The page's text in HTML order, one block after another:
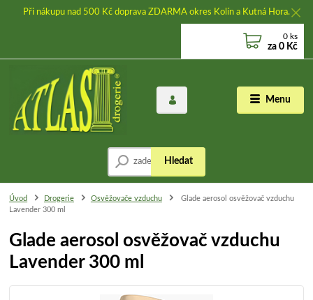
Při nákupu nad 500 Kč doprava ZDARMA okres Kolín a Kutná Hora.
Menu
Hledat
0 ks
za 0 Kč
Úvod Drogerie Osvěžovače vzduchu
Glade aerosol osvěžovač vzduchu
Lavender 300 ml
Glade aerosol osvěžovač vzduchu
Lavender 300 ml